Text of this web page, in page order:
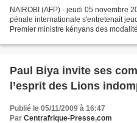
NAIROBI (AFP) - jeudi 05 novembre
pénale internationale s'entretenait
Premier ministre kényans des
Paul Biya invite ses
l’esprit des Lions
Publié le 05/11/2009 à 16:47
Par Centrafrique-Presse.com